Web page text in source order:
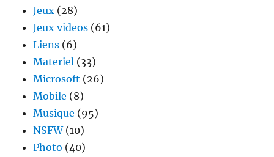
Jeux (28)
Jeux videos (61)
Liens (6)
Materiel (33)
Microsoft (26)
Mobile (8)
Musique (95)
NSFW(10)
Photo (40)